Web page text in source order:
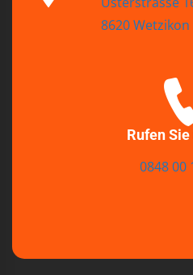
8620 Wetzikon
Rufen
0848 00